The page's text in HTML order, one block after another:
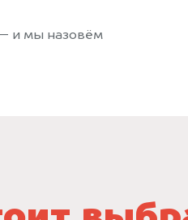
и мы назовём